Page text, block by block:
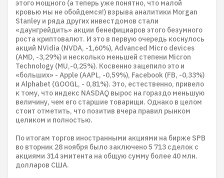
этого мощного (а теперь уже понятно, что малой
кровью мы не обойдемся!) взрыва аналитики Morgan
Stanley и ряда других инвестдомов стали
«даунгрейдить» акции бенефициаров этого безумного
роста криптовалют. И это в первую очередь коснулось
акций NVidia (NVDA, -1,60%), Advanced Micro devices
(AMD, -3,29%) и несколько меньшей степени Micron
Technology (MU,-0,25%). Косвенно зацепило это и
«больших» - Apple (AAPL, -0,59%), Facebook (FB, -0,33%)
и Alphabet (GOOGL, - 0,81%). Это, естественно, привело
к тому, что индекс NASDAQ вырос на гораздо меньшую
величину, чем его старшие товарищи. Однако в целом
стоит отметить, что позитив вчера правил рынком
целиком и полностью.
По итогам торгов иностранными акциями на бирже SPB
во вторник 28 ноября было заключено 5 713 сделок с
акциями 314 эмитента на общую сумму более 40 млн.
долларов США.